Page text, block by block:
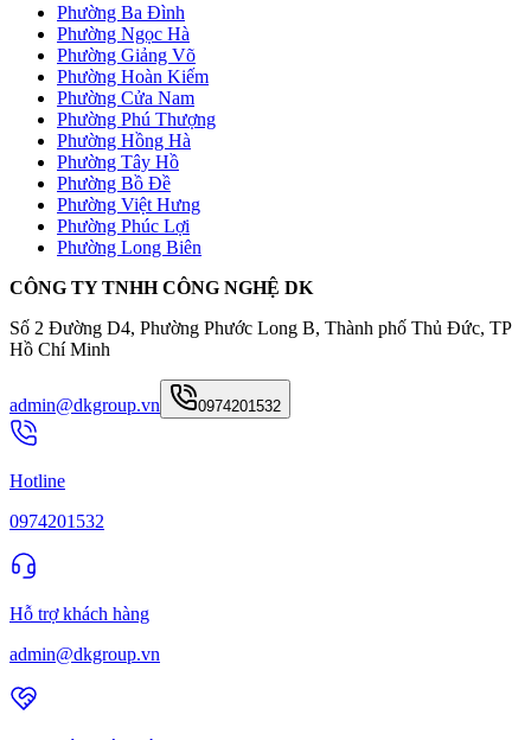
Phường Ba Đình
Phường Ngọc Hà
Phường Giảng Võ
Phường Hoàn Kiếm
Phường Cửa Nam
Phường Phú Thượng
Phường Hồng Hà
Phường Tây Hồ
Phường Bồ Đề
Phường Việt Hưng
Phường Phúc Lợi
Phường Long Biên
CÔNG TY TNHH CÔNG NGHỆ DK
Số 2 Đường D4, Phường Phước Long B, Thành phố Thủ Đức, TP
Hồ Chí Minh
admin@dkgroup.vn 0974201532
Hotline
0974201532
Hỗ trợ khách hàng
admin@dkgroup.vn